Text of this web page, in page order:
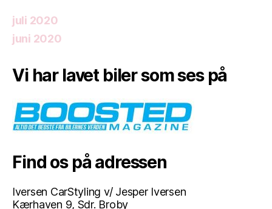
juli 2020
juni 2020
Vi har lavet biler som ses på
Find os på adressen
Iversen CarStyling v/ Jesper Iversen
Kærhaven 9, Sdr. Broby